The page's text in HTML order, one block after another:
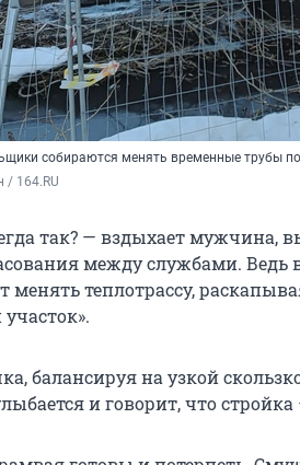
собираются менять временные трубы
/ 164.RU
так? — вздыхает мужчина,
между службами. Ведь
менять теплотрассу,
балансируя на узкой
и говорит, что стройка